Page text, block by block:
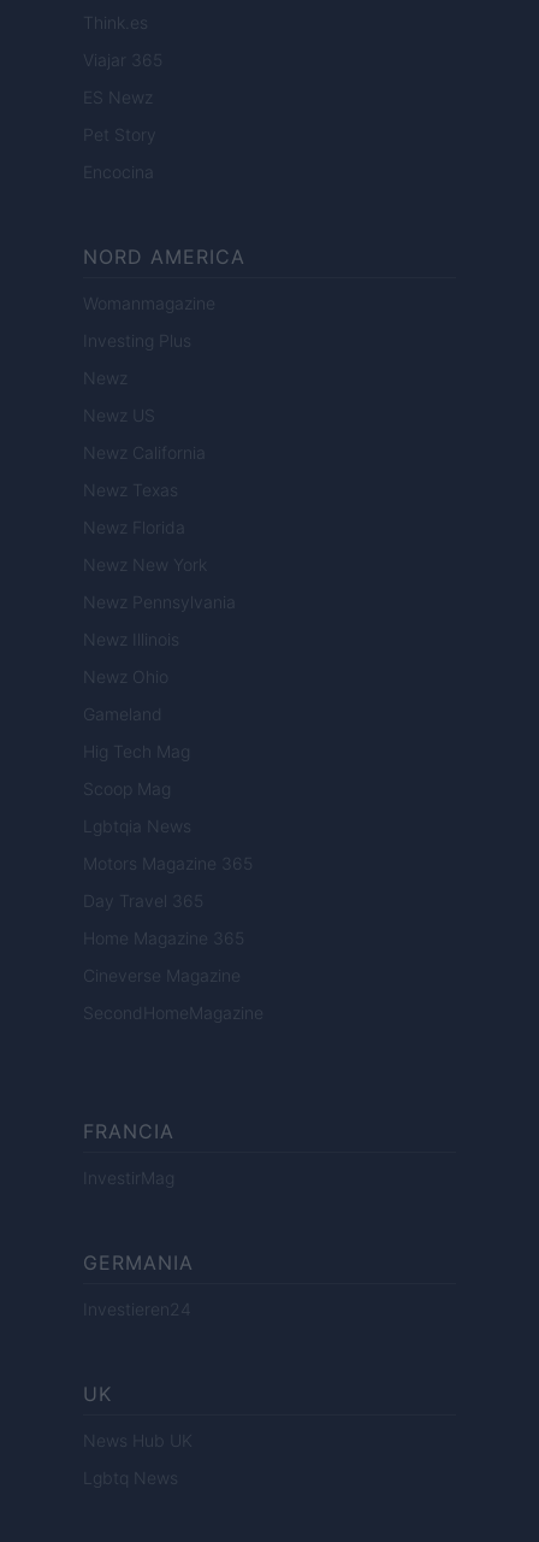
Think.es
Viajar 365
ES Newz
Pet Story
Encocina
NORD AMERICA
Womanmagazine
Investing Plus
Newz
Newz US
Newz California
Newz Texas
Newz Florida
Newz New York
Newz Pennsylvania
Newz Illinois
Newz Ohio
Gameland
Hig Tech Mag
Scoop Mag
Lgbtqia News
Motors Magazine 365
Day Travel 365
Home Magazine 365
Cineverse Magazine
SecondHomeMagazine
FRANCIA
InvestirMag
GERMANIA
Investieren24
UK
News Hub UK
Lgbtq News